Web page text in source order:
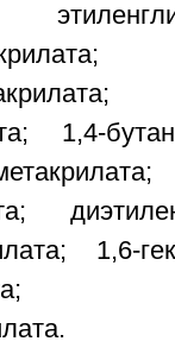
1,4-
1,6-